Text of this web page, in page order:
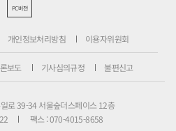
PC버전
개인정보처리방침 이용자위원회
보도 기사심의규정 불편신고
로 39-34 서울숲더스페이스 12층
팩스 : 070-4015-8658